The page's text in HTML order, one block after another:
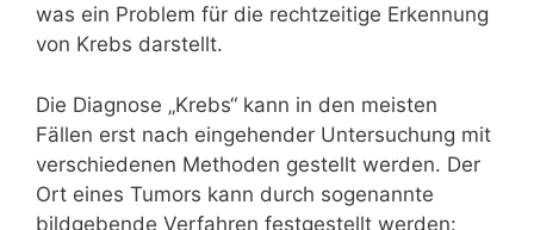
was ein Problem für die rechtzeitige Erkennung
von Krebs darstellt.
Die Diagnose „Krebs“ kann in den meisten
Fällen erst nach eingehender Untersuchung mit
verschiedenen Methoden gestellt werden. Der
Ort eines Tumors kann durch sogenannte
bildgebende Verfahren festgestellt werden: